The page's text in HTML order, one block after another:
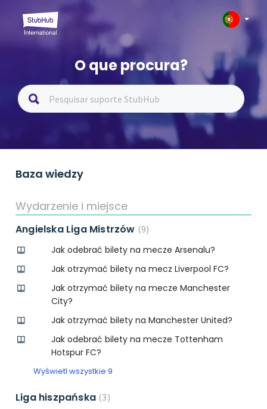
O que procura?
Baza wiedzy
Wydarzenie i miejsce
Angielska Liga Mistrzów 9
Jak odebrać bilety na mecze Arsenalu?
Jak otrzymać bilety na mecz Liverpool FC?
Jak otrzymać bilety na mecze Manchester
City?
Jak otrzymać bilety na Manchester United?
Jak odebrać bilety na mecze Tottenham
Hotspur FC?
Wyświetl wszystkie 9
Liga hiszpańska 3